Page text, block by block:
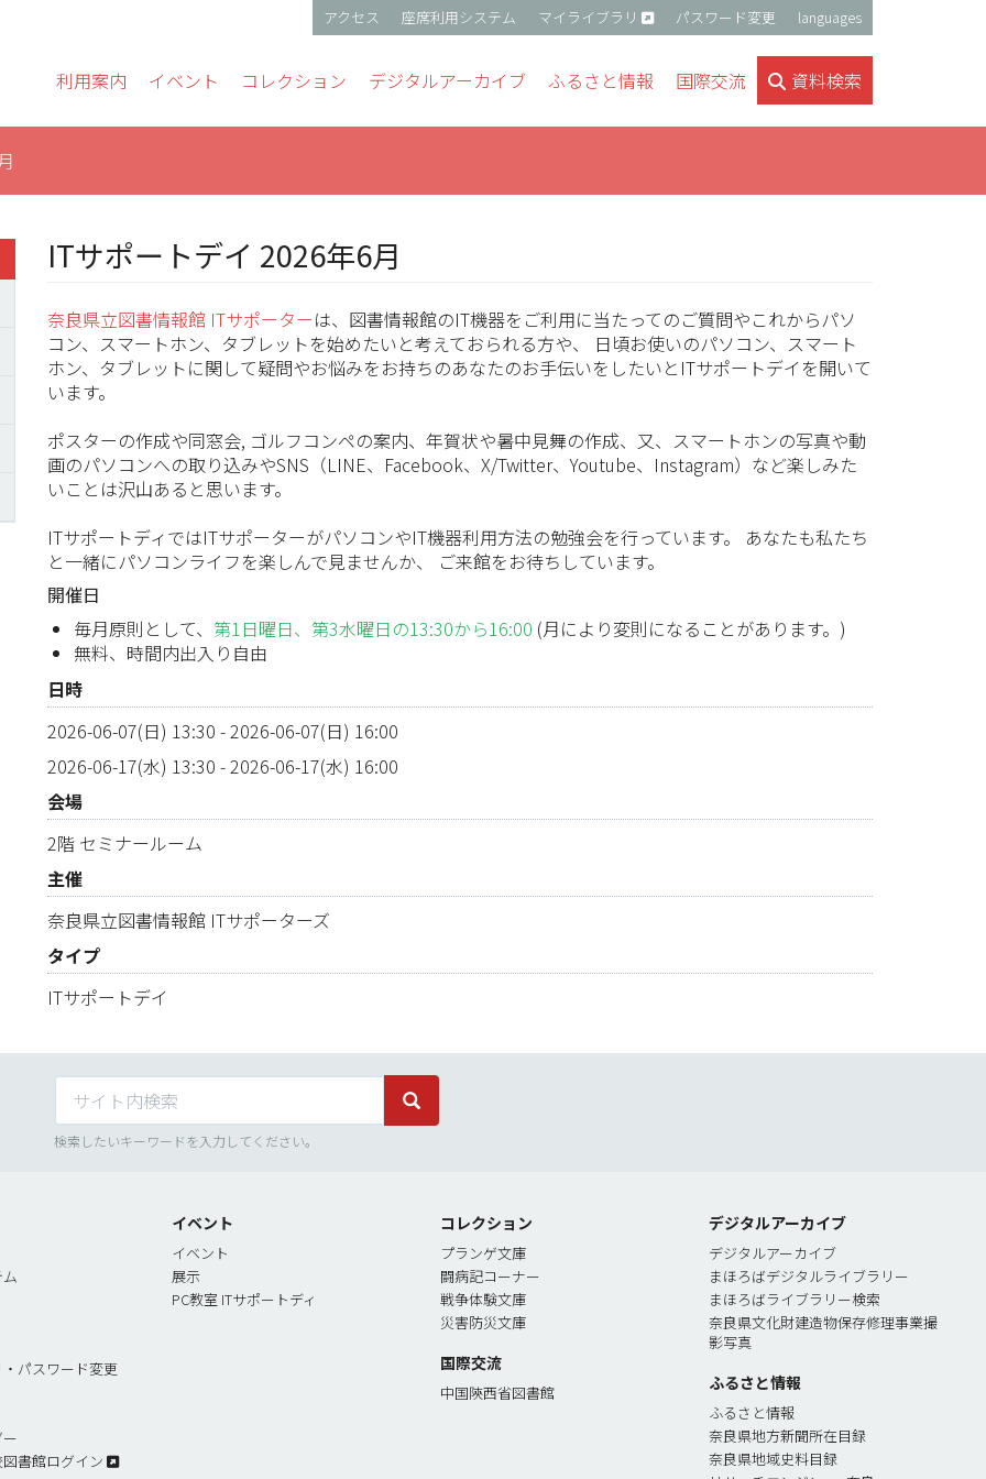
アクセス 座席利用システム マイライブラリ パスワード変更 languages
利用案内 イベント コレクション デジタルアーカイブ ふるさと情報 国際交流 資料検索
ITサポートデイ 2026年6月
奈良県立図書情報館 ITサポーターは、図書情報館のIT機器をご利用に当たってのご質問やこれからパソ
コン、スマートホン、タブレットを始めたいと考えておられる方や、 日頃お使いのパソコン、スマート
ホン、タブレットに関して疑問やお悩みをお持ちのあなたのお手伝いをしたいとITサポートデイを開いて
います。
ポスターの作成や同窓会, ゴルフコンペの案内、年賀状や暑中見舞の作成、又、スマートホンの写真や動
画のパソコンへの取り込みやSNS（LINE、Facebook、X/Twitter、Youtube、Instagram）など楽しみた
いことは沢山あると思います。
ITサポートディではITサポーターがパソコンやIT機器利用方法の勉強会を行っています。 あなたも私たち
と一緒にパソコンライフを楽しんで見ませんか、 ご来館をお待ちしています。
開催日
毎月原則として、 第1日曜日、第3水曜日の13:30から16:00 (月により変則になることがあります。)
無料、時間内出入り自由
日時
2026-06-07(日) 13:30 -2026-06-07(日) 16:00
2026-06-17(水) 13:30 -2026-06-17(水) 16:00
会場
2階 セミナールーム
主催
奈良県立図書情報館 ITサポーターズ
タイプ
ITサポートデイ
サイト内検索 サイト内検索
検索したいキーワードを入力してください。
パスワード変更
書館ログイン
イベント
イベント
展示
PC教室 ITサポートディ
コレクション
プランゲ文庫
闘病記コーナー
戦争体験文庫
災害防災文庫
国際交流
中国陝西省図書館
デジタルアーカイブ
デジタルアーカイブ
まほろばデジタルライブラリー
まほろばライブラリー検索
奈良県文化財建造物保存修理事業撮
影写真
ふるさと情報
ふるさと情報
奈良県地方新聞所在目録
奈良県地域史料目録